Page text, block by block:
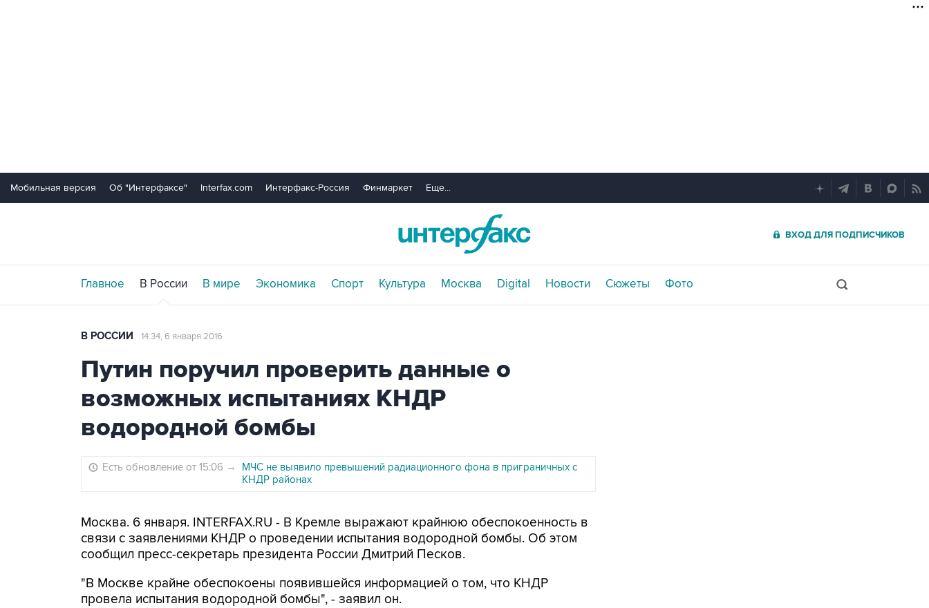
Мобильная версия Об "Интерфаксе" Interfax.com Интерфакс-Россия Финмаркет Еще...
ВХОД ДЛЯ ПОДПИСЧИКОВ
Главное В России В мире Экономика Спорт Культура Москва Digital Новости Сюжеты Фото
В РОССИИ 14:34, 6 января 2016
Путин поручил проверить данные о
возможных испытаниях КНДР
водородной бомбы
Есть обновление от 15:06 →
МЧС не выявило превышений радиационного фона в приграничных с
КНДР районах
Москва. 6 января. INTERFAX.RU - В Кремле выражают крайнюю обеспокоенность в
связи с заявлениями КНДР о проведении испытания водородной бомбы. Об этом
сообщил пресс-секретарь президента России Дмитрий Песков.
"В Москве крайне обеспокоены появившейся информацией о том, что КНДР
провела испытания водородной бомбы", - заявил он.